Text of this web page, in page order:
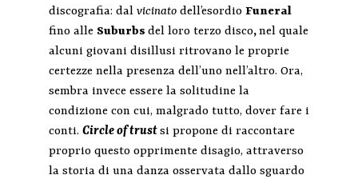
discografia: dal vicinato dell’esordio Funeral
fino alle Suburbs del loro terzo disco,nel quale
alcuni giovani disillusi ritrovano le proprie
certezze nella presenza dell’uno nell’altro. Ora,
sembra invece essere la solitudine la
condizione con cui, malgrado tutto, dover fare i
conti. Circle of trustsi propone di raccontare
proprio questo opprimente disagio, attraverso
la storia di una danza osservata dallo sguardo